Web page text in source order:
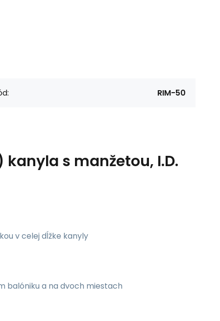
RIM-50
s manžetou, I.D.
v celej dĺžke kanyly
balóniku a na dvoch miestach